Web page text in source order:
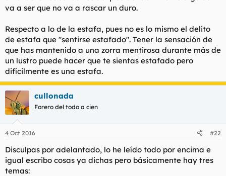
va a ser que no va a rascar un duro.
Respecto a lo de la estafa, pues no es lo mismo el delito
de estafa que "sentirse estafado". Tener la sensación de
que has mantenido a una zorra mentirosa durante más de
un lustro puede hacer que te sientas estafado pero
difícilmente es una estafa.
cullonada
Forero del todo a cien
4 Oct 2016 #22
Disculpas por adelantado, lo he leído todo por encima e
igual escribo cosas ya dichas pero básicamente hay tres
temas: